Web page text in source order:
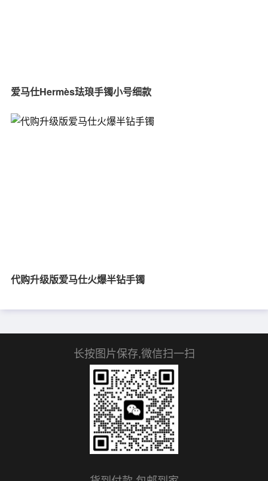
爱马仕Hermès珐琅手镯小号细款
代购升级版爱马仕火爆半钻手镯
长按图片保存,微信扫一扫